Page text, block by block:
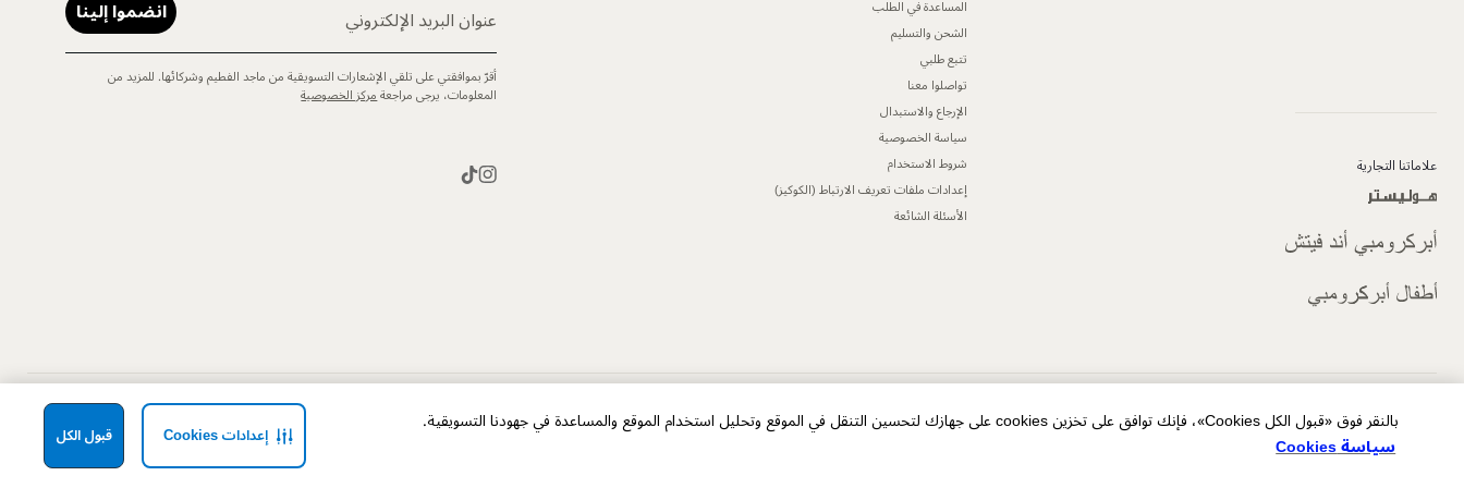
بالنقر فوق «قبول الكل Cookies»، فإنك توافق على تخزين cookies على جهازك لتحسين التنقل في الموقع وتحليل استخدام الموقع والمساعدة في جهودنا التسويقية.
سياسة Cookies
قبول الكل إعدادات Cookies
علاماتنا التجارية
المساعدة في الطلب
الشحن والتسليم
تتبع طلبي
تواصلوا معنا
الإرجاع والاستبدال
سياسة الخصوصية
شروط الاستخدام
إعدادات ملفات تعريف الارتباط (الكوكيز)
الأسئلة الشائعة
عنوان البريد الإلكتروني انضموا إلينا
أقرّ بموافقتي على تلقي الإشعارات التسويقية من ماجد الفطيم وشركائها. للمزيد من
المعلومات، يرجى مراجعةمركز الخصوصية
الخصوصية/ملفات تعريف الارتباط الخاصة بالإعلانات شروط الاستخدام خريطة الموقع